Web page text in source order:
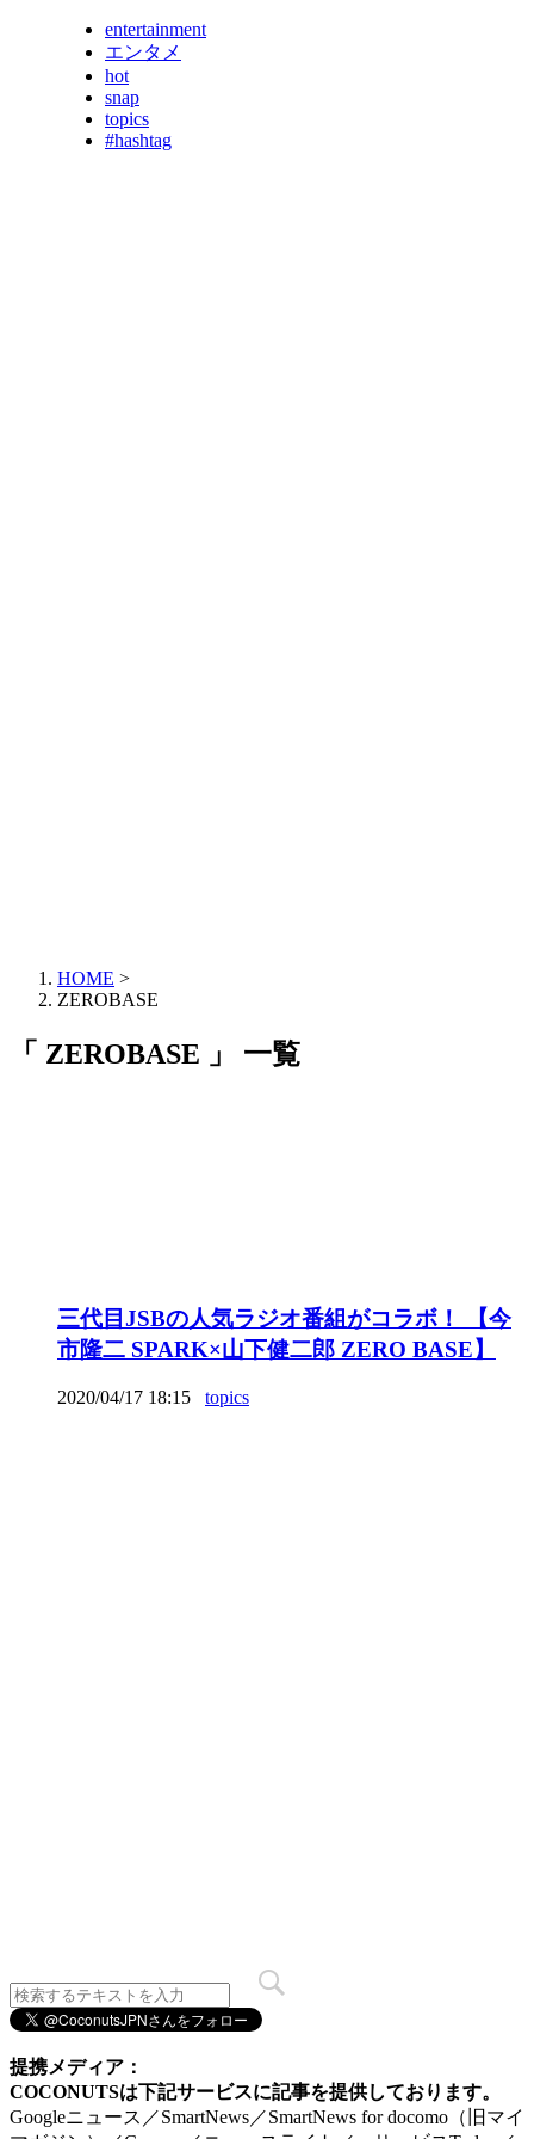
entertainment
エンタメ
hot
snap
topics
#hashtag
HOME >
ZEROBASE
「 ZEROBASE 」 一覧
三代目JSBの人気ラジオ番組がコラボ！ 【今
市隆二 SPARK×山下健二郎 ZERO BASE】
2020/04/17 18:15 topics
提携メディア：
COCONUTSは下記サービスに記事を提供しております。
Googleニュース／SmartNews／SmartNews for docomo（旧マイ